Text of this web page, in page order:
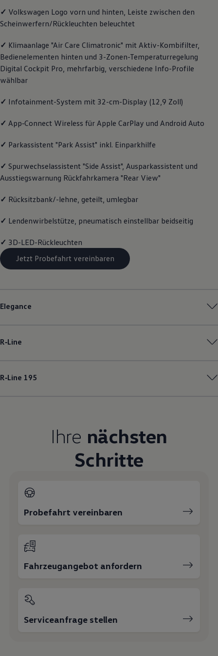
Motorenöl und Flüssigkeiten
Räder und Reifen
Pannen- und Unfallhilfe
Volkswagen Teile
Zubehör
Modellspezifisches Zubehör
Schutz und Pflege
Wallbox und Ladekabel
Dienste für Ihr Modell finden
Volkswagen Apps, Login und Shop
Updates für Software, Karten und Radio
Vorgängermodelle
Kundeninformationen
Volkswagen Kundenbetreuung
Assistenzsysteme
Live Beratung
Transport
Familie
Elektromobilität
Volkswagen R
✓ Volkswagen Logo vorn und hinten, Leiste zwischen den
Scheinwerfern/Rückleuchten beleuchtet
✓ Klimaanlage "Air Care Climatronic" mit Aktiv-Kombifilter,
Bedienelementen hinten und 3-Zonen-Temperaturregelung
Digital Cockpit Pro, mehrfarbig, verschiedene Info-Profile
wählbar
✓ Infotainment-System mit 32-cm-Display (12,9 Zoll)
✓ App‑Connect Wireless für Apple CarPlay und Android Auto
✓ Parkassistent "Park Assist" inkl. Einparkhilfe
✓ Spurwechselassistent "Side Assist", Ausparkassistent und
Ausstiegswarnung Rückfahrkamera "Rear View"
✓ Rücksitzbank/-lehne, geteilt, umlegbar
✓ Lendenwirbelstütze, pneumatisch einstellbar beidseitig
✓ 3D-LED-Rückleuchten
Jetzt Probefahrt vereinbaren
Elegance
R‑Line
R‑Line 195
Ihre nächsten
Schritte
Probefahrt vereinbaren
Fahrzeugangebot anfordern
Serviceanfrage stellen